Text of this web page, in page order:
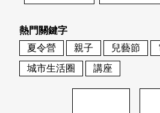
地圖搜尋
關於我們
刊物索取地點
會員基本資料
刊登活動
網站導覽
日本語
熱門關鍵字
夏令營
親子 兒藝節
城市生活圈
講座